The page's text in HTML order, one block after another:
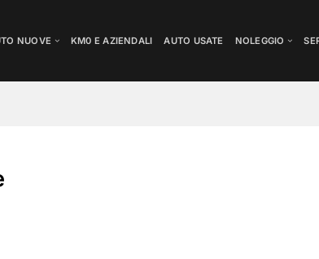
NUOVE KM0 E AZIENDALI AUTO USATE NOLEGGIO